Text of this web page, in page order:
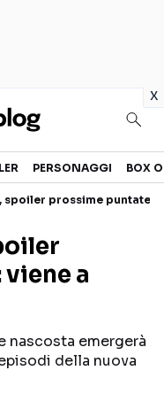
x
STREAMING
PERSONAGGI BOX
prossime puntate:
a
nascosta emergerà
della nuova